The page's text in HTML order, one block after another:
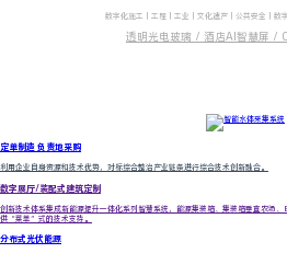
数字化施工｜工程｜工业｜文化遗产｜公共安全｜数
透明光电玻璃 / 酒店AI智慧屏 /
定单制造 负责地采购
利用企业自身资源和技术优势，对标综合整治产业链条进行综合技术创新融合。
数字展厅/装配式建筑定制
创新技术体系集成新能源提升一体化系列智慧系统，能源集装箱、集装箱垂直农场
供“菜单”式的技术支持。
分布式光伏能源